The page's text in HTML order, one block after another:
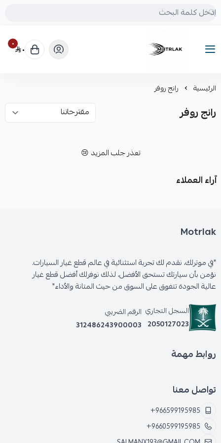
Motrlak
٠ ٠
الرئيسية رانج روفر
رانج روفر
تعذر جلب المزيد 😢
آراء العملاء
Motrlak
"في موترلك، نقدم لك تجربة استثنائية في عالم قطع غيار السيارات.
نؤمن بأن سيارتك تستحق الأفضل، لذلك نوفرلك أفضل قطع غيار
عالية الجودة تتفوق على السوق من حيث المتانة والأداء"
السجل التجاري
2050127023
الرقم الضريبي
312486243900003
روابط مهمة
تواصل معنا
+966599195985
+9660599195985